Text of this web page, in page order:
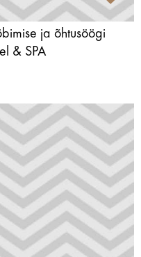
ja õhtusöögi
& SPA